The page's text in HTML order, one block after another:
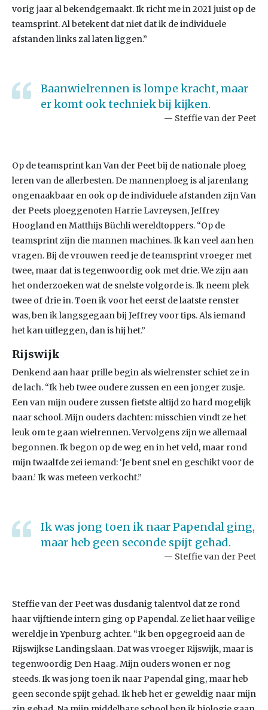
vorig jaar al bekendgemaakt. Ik richt me in 2021 juist op de
teamsprint. Al betekent dat niet dat ik de individuele
afstanden links zal laten liggen.”
Baanwielrennen is lompe kracht, maar
er komt ook techniek bij kijken.
Steffie van der Peet
Op de teamsprint kan Van der Peet bij de nationale ploeg
leren van de allerbesten. De mannenploeg is al jarenlang
ongenaakbaar en ook op de individuele afstanden zijn Van
der Peets ploeggenoten Harrie Lavreysen, Jeffrey
Hoogland en Matthijs Büchli wereldtoppers. “Op de
teamsprint zijn die mannen machines. Ik kan veel aan hen
vragen. Bij de vrouwen reed je de teamsprint vroeger met
twee, maar dat is tegenwoordig ook met drie. We zijn aan
het onderzoeken wat de snelste volgorde is. Ik neem plek
twee of drie in. Toen ik voor het eerst de laatste renster
was, ben ik langsgegaan bij Jeffrey voor tips. Als iemand
het kan uitleggen, dan is hij het.”
Rijswijk
Denkend aan haar prille begin als wielrenster schiet ze in
de lach. “Ik heb twee oudere zussen en een jonger zusje.
Een van mijn oudere zussen fietste altijd zo hard mogelijk
naar school. Mijn ouders dachten: misschien vindt ze het
leuk om te gaan wielrennen. Vervolgens zijn we allemaal
begonnen. Ik begon op de weg en in het veld, maar rond
mijn twaalfde zei iemand: ‘Je bent snel en geschikt voor de
baan.’ Ik was meteen verkocht.”
Ik was jong toen ik naar Papendal ging,
maar heb geen seconde spijt gehad.
Steffie van der Peet
Steffie van der Peet was dusdanig talentvol dat ze rond
haar vijftiende intern ging op Papendal. Ze liet haar veilige
wereldje in Ypenburg achter. “Ik ben opgegroeid aan de
Rijswijkse Landingslaan. Dat was vroeger Rijswijk, maar is
tegenwoordig Den Haag. Mijn ouders wonen er nog
steeds. Ik was jong toen ik naar Papendal ging, maar heb
geen seconde spijt gehad. Ik heb het er geweldig naar mijn